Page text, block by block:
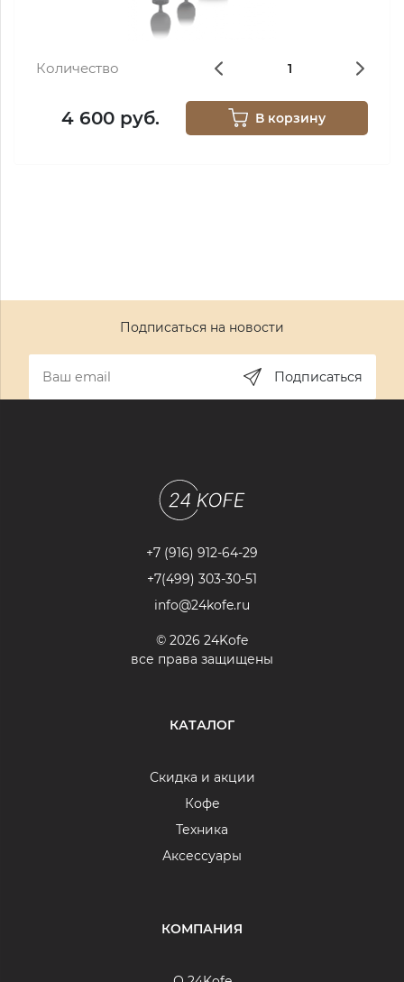
Количество
4 600 руб. В корзину
Подписаться на новости
Подписаться
+7 (916) 912-64-29
+7(499) 303-30-51
info@24kofe.ru
© 2026 24Kofe
все права защищены
КАТАЛОГ
Скидка и акции
Кофе
Техника
Аксессуары
КОМПАНИЯ